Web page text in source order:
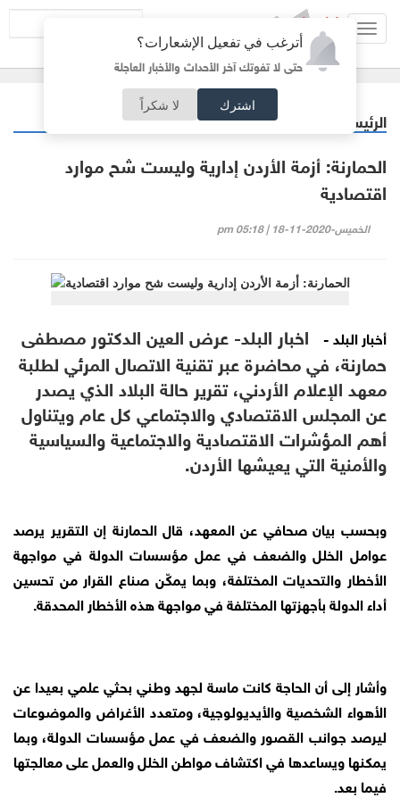
أترغب في تفعيل الإشعارات؟
حتى لا تفوتك آخر الأحداث والأخبار العاجلة
اشترك لا شكراً
الرئيسية
الحمارنة: أزمة الأردن إدارية وليست شح موارد
اقتصادية
الخميس-2020-11-18 | 05:18 pm
أخبار البلد -
اخبار البلد- عرض العين الدكتور مصطفى
حمارنة، في محاضرة عبر تقنية الاتصال المرئي لطلبة
معهد الإعلام الأردني، تقرير حالة البلاد الذي يصدر
عن المجلس الاقتصادي والاجتماعي كل عام ويتناول
أهم المؤشرات الاقتصادية والاجتماعية والسياسية
والأمنية التي يعيشها الأردن.
وبحسب بيان صحافي عن المعهد، قال الحمارنة إن التقرير يرصد
عوامل الخلل والضعف في عمل مؤسسات الدولة في مواجهة
الأخطار والتحديات المختلفة، وبما يمكّن صناع القرار من تحسين
أداء الدولة بأجهزتها المختلفة في مواجهة هذه الأخطار المحدقة.
وأشار إلى أن الحاجة كانت ماسة لجهد وطني بحثي علمي بعيدا عن
الأهواء الشخصية والأيديولوجية، ومتعدد الأغراض والموضوعات
ليرصد جوانب القصور والضعف في عمل مؤسسات الدولة، وبما
يمكنها ويساعدها في اكتشاف مواطن الخلل والعمل على معالجتها
فيما بعد.